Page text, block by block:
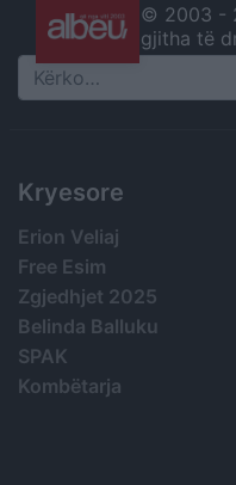
© 2003 -
gjitha të
Search
Kryesore
Erion Veliaj
Free Esim
Zgjedhjet 2025
Belinda Balluku
SPAK
Kombëtarja